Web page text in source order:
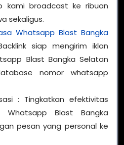
kami broadcast ke ribuan
sekaligus.
Whatsapp Blast Bangka
siap mengirim iklan
Blast Bangka Selatan
nomor whatsapp
: Tingkatkan efektivitas
Whatsapp Blast Bangka
pesan yang personal ke